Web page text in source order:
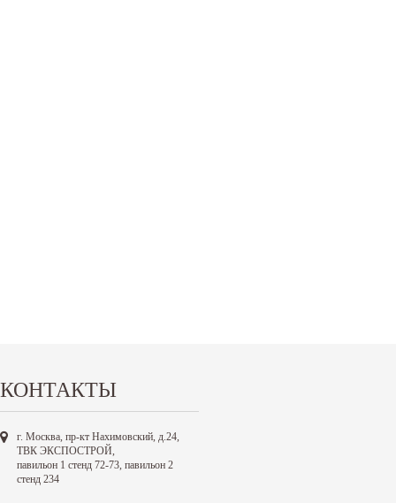
КОНТАКТЫ
г. Москва, пр-кт Нахимовский, д.24,
ТВК ЭКСПОСТРОЙ,
павильон 1 стенд 72-73, павильон 2
стенд 234